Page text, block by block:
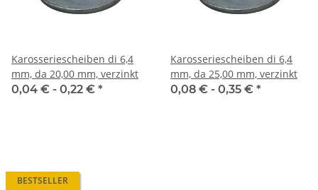
Karosseriescheiben di 6,4
mm, da 20,00 mm, verzinkt
0,04 € - 0,22 € *
Karosseriescheiben di 6,4
mm, da 25,00 mm, verzinkt
0,08 € - 0,35 € *
BESTSELLER